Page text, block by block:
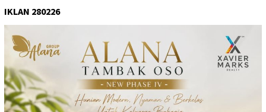
IKLAN 280226